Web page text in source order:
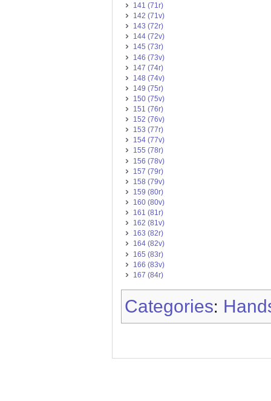
141 (71r)
142 (71v)
143 (72r)
144 (72v)
145 (73r)
146 (73v)
147 (74r)
148 (74v)
149 (75r)
150 (75v)
151 (76r)
152 (76v)
153 (77r)
154 (77v)
155 (78r)
156 (78v)
157 (79r)
158 (79v)
159 (80r)
160 (80v)
161 (81r)
162 (81v)
163 (82r)
164 (82v)
165 (83r)
166 (83v)
167 (84r)
Categories: